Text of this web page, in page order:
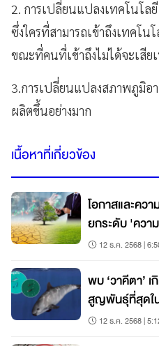
2. การเปลี่ยนแปลงเทคโนโล
ซึ่งใครที่สามารถเข้าถึงเทคโน
ขณะที่คนที่เข้าถึงไม่ได้จะเสีย
3.การเปลี่ยนแปลงสภาพภูมิอ
ผลิตขึ้นอย่างมาก
เนื้อหาที่เกี่ยวข้อง
โอกาสและคว
ยกระดับ 'คว
12 ธ.ค. 2568 |
พบ ‘วาคีตา’
สูญพันธุ์ที่สุดใ
12 ธ.ค. 2568 |